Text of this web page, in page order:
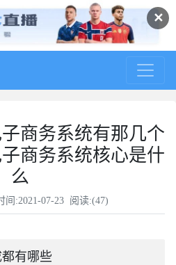
✕
商务系统有那几个
商务系统核心是什
么
间:2021-07-23 阅读:(47)
有哪些